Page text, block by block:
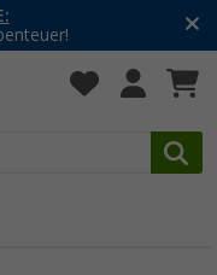
Schuhe
20SSV